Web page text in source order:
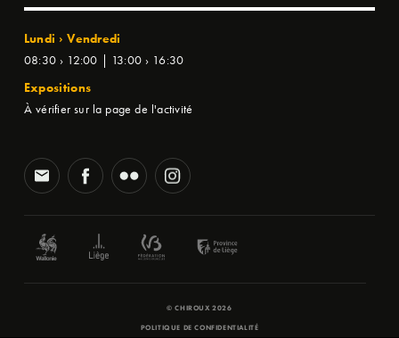
Lundi › Vendredi
08:30 › 12:00 | 13:00 › 16:30
Expositions
À vérifier sur la page de l'activité
© CHIROUX 2026
POLITIQUE DE CONFIDENTIALITÉ